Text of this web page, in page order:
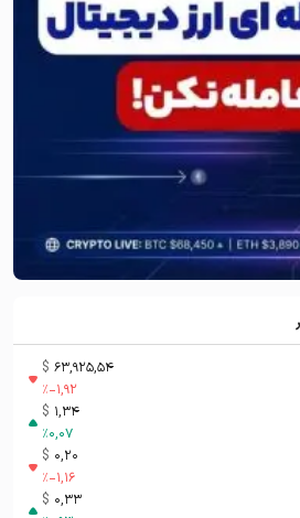
63,925,54
$
%-1,92
1,34
$
%0,07
0,20
$
%-1,16
0,33
$